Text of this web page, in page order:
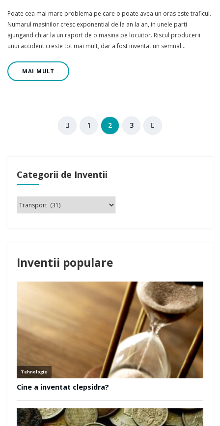
Poate cea mai mare problema pe care o poate avea un oras este traficul.
Numarul masinilor cresc exponential de la an la an, in unele parti
ajungand chiar la un raport de o masina pe locuitor. Riscul producerii
unui accident creste tot mai mult, dar a fost inventat un semnal…
MAI MULT
1 2 3
Categorii de Inventii
Inventii populare